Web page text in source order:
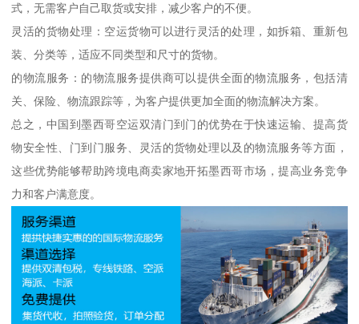
式，无需客户自己取货或安排，减少客户的不便。
灵活的货物处理：空运货物可以进行灵活的处理，如拆箱、重新包
装、分类等，适应不同类型和尺寸的货物。
的物流服务：的物流服务提供商可以提供全面的物流服务，包括清
关、保险、物流跟踪等，为客户提供更加全面的物流解决方案。
总之，中国到墨西哥空运双清门到门的优势在于快速运输、提高货
物安全性、门到门服务、灵活的货物处理以及的物流服务等方面，
这些优势能够帮助跨境电商卖家地开拓墨西哥市场，提高业务竞争
力和客户满意度。